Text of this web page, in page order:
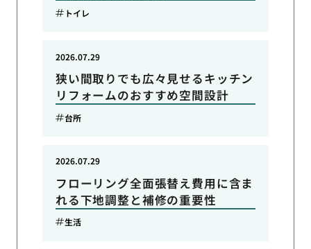
トイレ
狭い間取りでも広々見せるキッチン
リフォームのおすすめ空間設計
2026.07.29
台所
フローリング全面張替え費用に含ま
れる下地調整と補修の重要性
2026.07.29
生活